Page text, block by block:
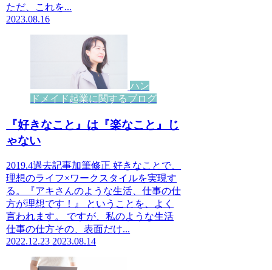
ただ、これを...
2023.08.16
ハン
ドメイド起業に関するブログ
『好きなこと』は『楽なこと』じ
ゃない
2019.4過去記事加筆修正 好きなことで、
理想のライフ×ワークスタイルを実現す
る。『アキさんのような生活、仕事の仕
方が理想です！』 ということを、よく
言われます。 ですが、私のような生活
仕事の仕方その、表面だけ...
2022.12.23 2023.08.14